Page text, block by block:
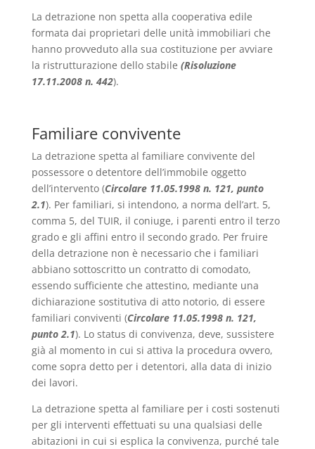
La detrazione non spetta alla cooperativa edile
formata dai proprietari delle unità immobiliari che
hanno provveduto alla sua costituzione per avviare
la ristrutturazione dello stabile (Risoluzione
17.11.2008 n. 442).
Familiare convivente
La detrazione spetta al familiare convivente del
possessore o detentore dell’immobile oggetto
dell’intervento (Circolare 11.05.1998 n. 121, punto
2.1). Per familiari, si intendono, a norma dell’art. 5,
comma 5, del TUIR, il coniuge, i parenti entro il terzo
grado e gli affini entro il secondo grado. Per fruire
della detrazione non è necessario che i familiari
abbiano sottoscritto un contratto di comodato,
essendo sufficiente che attestino, mediante una
dichiarazione sostitutiva di atto notorio, di essere
familiari conviventi (Circolare 11.05.1998 n. 121,
punto 2.1). Lo status di convivenza, deve, sussistere
già al momento in cui si attiva la procedura ovvero,
come sopra detto per i detentori, alla data di inizio
dei lavori.
La detrazione spetta al familiare per i costi sostenuti
per gli interventi effettuati su una qualsiasi delle
abitazioni in cui si esplica la convivenza, purché tale